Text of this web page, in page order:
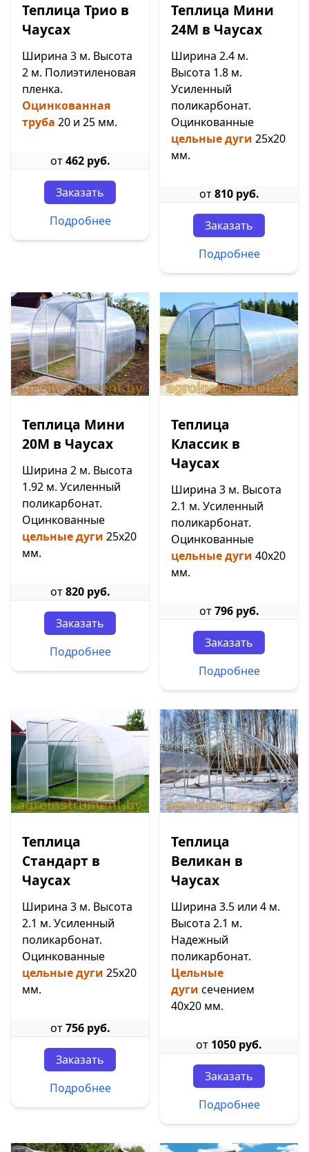
Теплица Трио в
Чаусах
Ширина 3 м. Высота
2 м. Полиэтиленовая
пленка.
Оцинкованная
труба 20 и 25 мм.
от462 руб.
Заказать
Подробнее
Теплица Мини
24М в Чаусах
Ширина 2.4 м.
Высота 1.8 м.
Усиленный
поликарбонат.
Оцинкованные
цельные дуги 25х20
мм.
от810 руб.
Заказать
Подробнее
Теплица Мини
20М в Чаусах
Ширина 2 м. Высота
1.92 м. Усиленный
поликарбонат.
Оцинкованные
цельные дуги 25х20
мм.
от820 руб.
Заказать
Подробнее
Теплица
Классик в
Чаусах
Ширина 3 м. Высота
2.1 м. Усиленный
поликарбонат.
Оцинкованные
цельные дуги 40х20
мм.
от796 руб.
Заказать
Подробнее
Теплица
Стандарт в
Чаусах
Ширина 3 м. Высота
2.1 м. Усиленный
поликарбонат.
Оцинкованные
цельные дуги 25х20
мм.
от756 руб.
Заказать
Подробнее
Теплица
Великан в
Чаусах
Ширина 3.5 или 4 м.
Высота 2.1 м.
Надежный
поликарбонат.
Цельные
дуги сечением
40х20 мм.
от 1050 руб.
Заказать
Подробнее